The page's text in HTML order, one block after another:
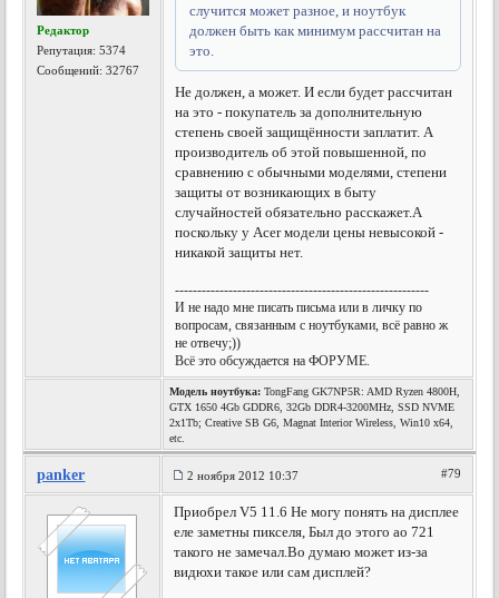
Редактор
Репутация:5374
Сообщений: 32767
случится может разное, и ноутбук
должен быть как минимум рассчитан на
это.
Не должен, а может. И если будет рассчитан
на это - покупатель за дополнительную
степень своей защищённости заплатит. А
производитель об этой повышенной, по
сравнению с обычными моделями, степени
защиты от возникающих в быту
случайностей обязательно расскажет.А
поскольку у Acer модели цены невысокой -
никакой защиты нет.
---------------------------------------------------------
И не надо мне писать письма или в личку по
вопросам, связанным с ноутбуками, всё равно ж
не отвечу;))
Всё это обсуждается на ФОРУМЕ.
Модель ноутбука: TongFang GK7NP5R: AMD Ryzen 4800H,
GTX 1650 4Gb GDDR6, 32Gb DDR4-3200MHz, SSD NVME
2x1Tb; Creative SB G6, Magnat Interior Wireless, Win10 x64,
etc.
panker 2 ноября 2012 10:37 #79
Приобрел V5 11.6 Не могу понять на дисплее
еле заметны пикселя, Был до этого ао 721
такого не замечал.Во думаю может из-за
видюхи такое или сам дисплей?